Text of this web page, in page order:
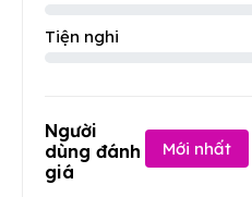
Tiện nghi
Người
dùng đánh
giá
Mới nhất